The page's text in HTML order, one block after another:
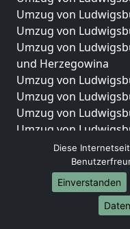
Umzug von
Umzug von
Umzug von
und Herzegowina
Umzug von
Umzug von
Umzug von
Umzug von
Umzug von
Umzug von
Umzug von
Umzug von
Umzug von
Diese
Einverstanden